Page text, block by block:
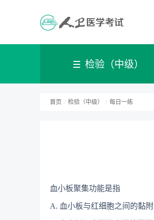
检验（中级）
首页 / 检验（中级） / 每日一练
血小板聚集功能是指
A. 血小板与红细胞之间的黏附